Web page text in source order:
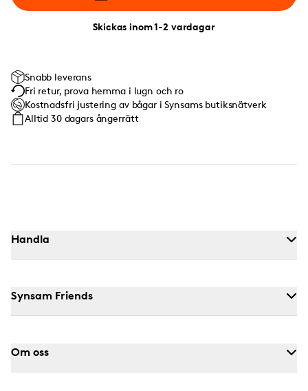
Skickas inom 1-2 vardagar
Snabb leverans
Fri retur, prova hemma i lugn och ro
Kostnadsfri justering av bågar i Synsams butiksnätverk
Alltid 30 dagars ångerrätt
Handla
Synsam Friends
Om oss